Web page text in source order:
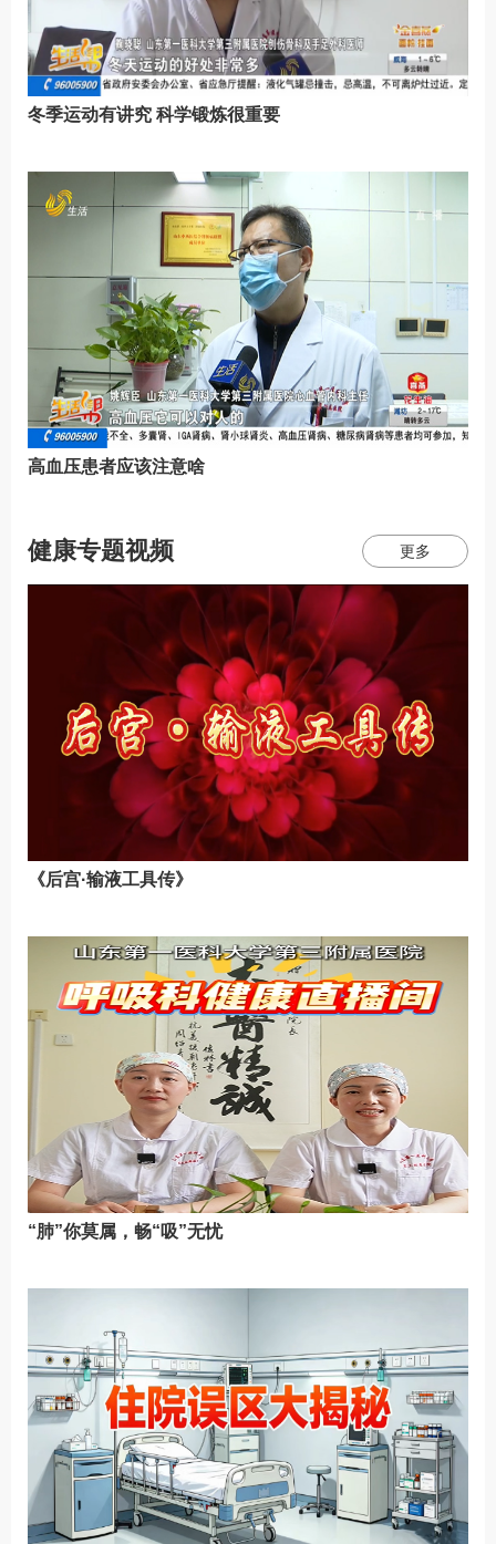
冬季运动有讲究 科学锻炼很重要
高血压患者应该注意啥
更多
健康专题视频
《后宫·输液工具传》
“肺”你莫属，畅“吸”无忧